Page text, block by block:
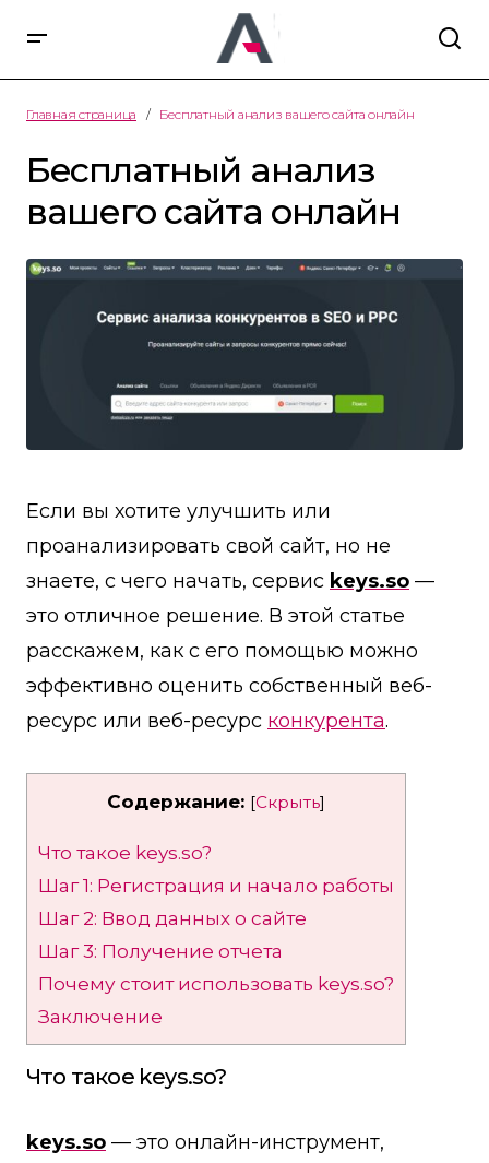
Главная страница Бесплатный анализ вашего сайта онлайн
Бесплатный анализ
вашего сайта онлайн
Если вы хотите улучшить или
проанализировать свой сайт, но не
знаете, с чего начать, сервис keys.so —
это отличное решение. В этой статье
расскажем, как с его помощью можно
эффективно оценить собственный веб-
ресурс или веб-ресурс конкурента.
Содержание: [Скрыть]
Что такое keys.so?
Шаг 1: Регистрация и начало работы
Шаг 2: Ввод данных о сайте
Шаг 3: Получение отчета
Почему стоит использовать keys.so?
Заключение
Что такое keys.so?
keys.so — это онлайн-инструмент,